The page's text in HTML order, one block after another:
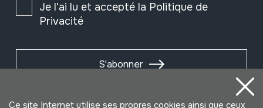
Je l'ai lu et accepté la Politique de
Privacité
S'abonner
Ce site Internet utilise ses propres cookies ainsi que ceux